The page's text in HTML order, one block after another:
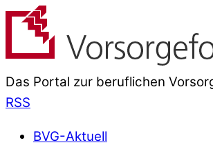
Das Portal zur beruflichen
RSS
BVG-Aktuell